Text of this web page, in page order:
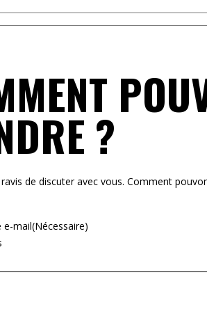
?
de discuter avec vous. Comment
e-mail(Nécessaire)